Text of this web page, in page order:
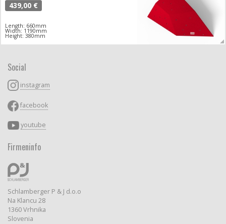
439,00 €
Length: 660mm
Width: 1190mm
Height: 380mm
Social
instagram
facebook
youtube
Firmeninfo
Schlamberger P & J d.o.o
Na Klancu 28
1360 Vrhnika
Slovenia